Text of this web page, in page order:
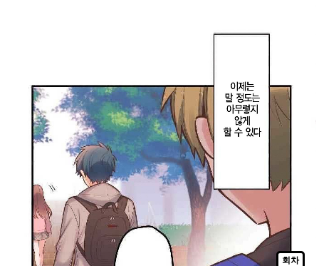
회차